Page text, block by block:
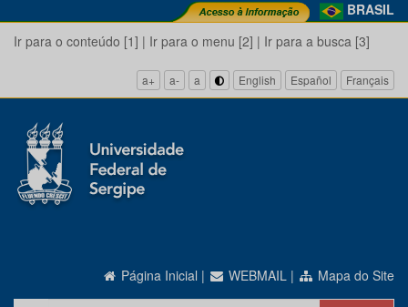
BRASIL
Ir para o conteúdo [1] | Ir para o menu [2] | Ir para a busca [3]
a+ a- a English Español Français
Página Inicial | WEBMAIL | Mapa do Site